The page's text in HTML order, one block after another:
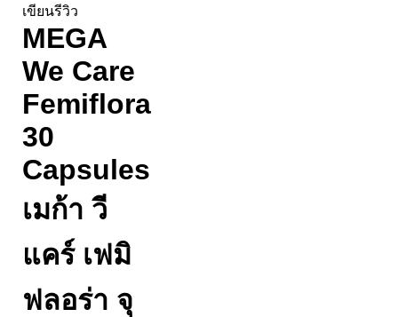
เขียนรีวิว
MEGA
We Care
Femiflora
30
Capsules
เมก้า วี
แคร์ เฟมิ
ฟลอร่า จุ